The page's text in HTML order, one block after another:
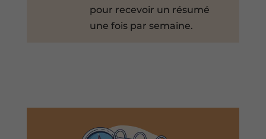
pour recevoir un résumé
une fois par semaine.